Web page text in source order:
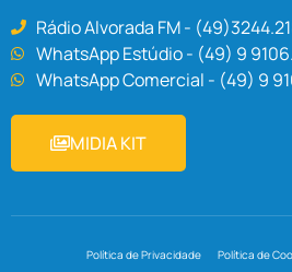
Rádio Alvorada FM -
WhatsApp Estúdio - (49) 9
WhatsApp Comercial - (49) 9
MIDIA KIT
Política de Privacidade Política de